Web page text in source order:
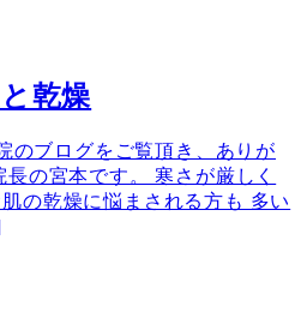
乾燥
のブログをご覧頂き、ありが
の宮本です。 寒さが厳しく
の乾燥に悩まされる方も 多い